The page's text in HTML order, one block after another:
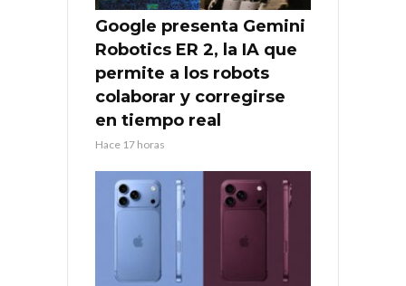
Google presenta Gemini
Robotics ER 2, la IA que
permite a los robots
colaborar y corregirse
en tiempo real
Hace 17 horas